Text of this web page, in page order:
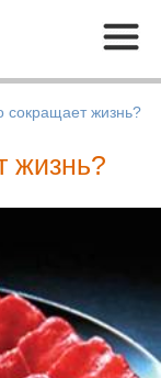
Меню
сокращает жизнь?
жизнь?